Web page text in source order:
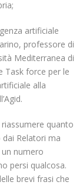
artificiale
professore di
Mediterranea di
Task force per le
alla
quanto
Relatori ma
numero
persi qualcosa.
brevi frasi che